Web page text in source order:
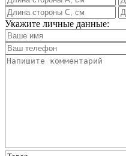
Укажите личные данные: